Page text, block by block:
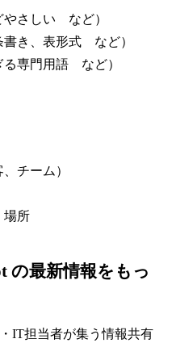
やさしい など）
書き、表形式 など）
る専門用語 など）
チーム）
場所
の最新情報をもっ
IT担当者が集う情報共有